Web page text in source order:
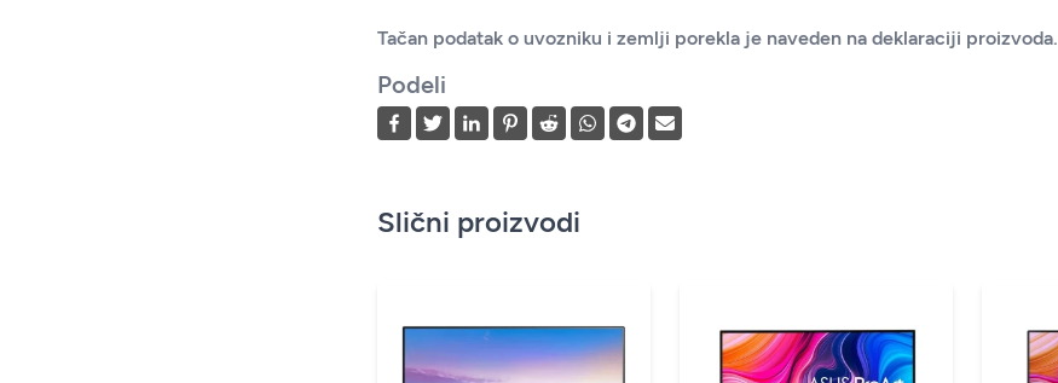
Tačan podatak o uvozniku i zemlji porekla je naveden na deklaraciji proizvoda.
Podeli
Slični proizvodi